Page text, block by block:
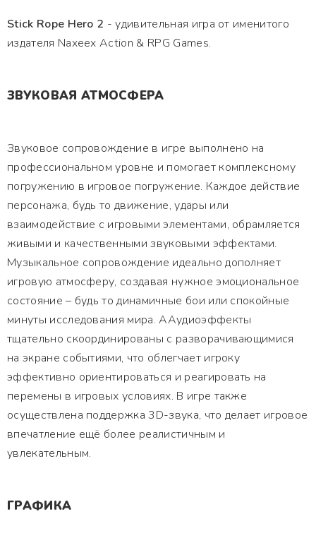
Stick Rope Hero 2 - удивительная игра от именитого
издателя Naxeex Action & RPG Games.
ЗВУКОВАЯ АТМОСФЕРА
Звуковое сопровождение в игре выполнено на
профессиональном уровне и помогает комплексному
погружению в игровое погружение. Каждое действие
персонажа, будь то движение, удары или
взаимодействие с игровыми элементами, обрамляется
живыми и качественными звуковыми эффектами.
Музыкальное сопровождение идеально дополняет
игровую атмосферу, создавая нужное эмоциональное
состояние – будь то динамичные бои или спокойные
минуты исследования мира. ААудиоэффекты
тщательно скоординированы с разворачивающимися
на экране событиями, что облегчает игроку
эффективно ориентироваться и реагировать на
перемены в игровых условиях. В игре также
осуществлена поддержка 3D-звука, что делает игровое
впечатление ещё более реалистичным и
увлекательным.
ГРАФИКА